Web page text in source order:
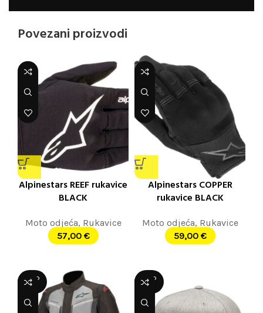
Povezani proizvodi
Alpinestars REEF rukavice
BLACK
Moto odjeća, Rukavice
57,00 €
Alpinestars COPPER
rukavice BLACK
Moto odjeća, Rukavice
59,00 €
SOLD
OUT
SOLD
OUT